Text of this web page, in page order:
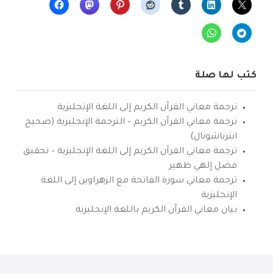
كتب لها صلة
ترجمة معاني القرآن الكريم إلى اللغة الإنجليزية
ترجمة معاني القرآن الكريم – الترجمة الإنجليزية (صحيح
انترناشونال)
ترجمة معاني القرآن الكريم إلى اللغة الإنجليزية – تحقيق
فضل إلهي ظهير
ترجمة معاني سورة الفاتحة مع الزهراوين إلى اللغة
الإنجليزية
بيان معاني القرآن الكريم باللغة الإنجليزية